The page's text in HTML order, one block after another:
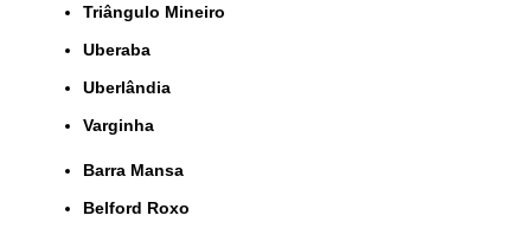
Triângulo Mineiro
Uberaba
Uberlândia
Varginha
Barra Mansa
Belford Roxo